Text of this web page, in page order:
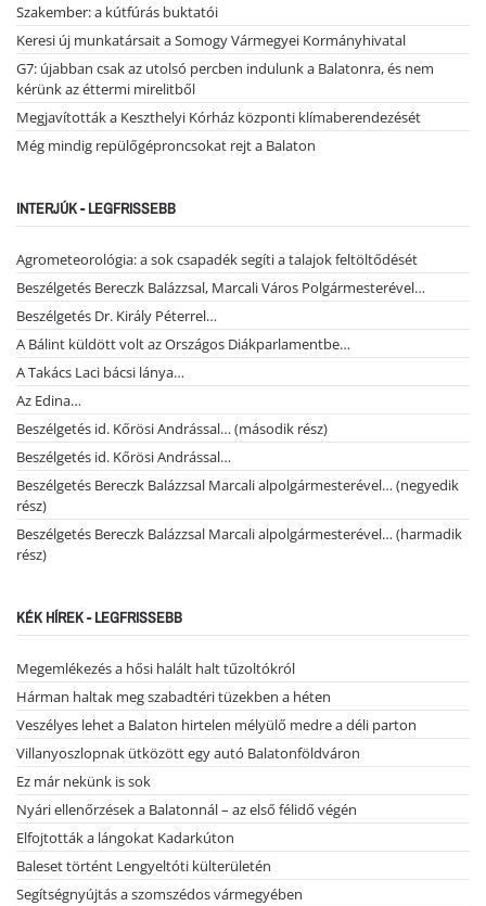
Szakember: a kútfúrás buktatói
Keresi új munkatársait a Somogy Vármegyei Kormányhivatal
G7: újabban csak az utolsó percben indulunk a Balatonra, és nem
kérünk az éttermi mirelitből
Megjavították a Keszthelyi Kórház központi klímaberendezését
Még mindig repülőgéproncsokat rejt a Balaton
INTERJÚK - LEGFRISSEBB
Agrometeorológia: a sok csapadék segíti a talajok feltöltődését
Beszélgetés Bereczk Balázzsal, Marcali Város Polgármesterével…
Beszélgetés Dr. Király Péterrel…
A Bálint küldött volt az Országos Diákparlamentbe…
A Takács Laci bácsi lánya…
Az Edina…
Beszélgetés id. Kőrösi Andrással… (második rész)
Beszélgetés id. Kőrösi Andrással…
Beszélgetés Bereczk Balázzsal Marcali alpolgármesterével… (negyedik
rész)
Beszélgetés Bereczk Balázzsal Marcali alpolgármesterével… (harmadik
rész)
KÉK HÍREK - LEGFRISSEBB
Megemlékezés a hősi halált halt tűzoltókról
Hárman haltak meg szabadtéri tüzekben a héten
Veszélyes lehet a Balaton hirtelen mélyülő medre a déli parton
Villanyoszlopnak ütközött egy autó Balatonföldváron
Ez már nekünk is sok
Nyári ellenőrzések a Balatonnál – az első félidő végén
Elfojtották a lángokat Kadarkúton
Baleset történt Lengyeltóti külterületén
Segítségnyújtás a szomszédos vármegyében